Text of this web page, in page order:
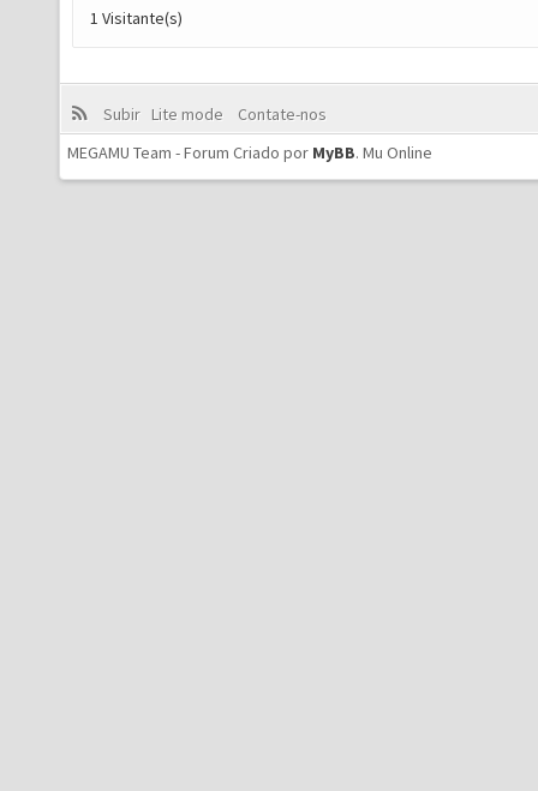
1 Visitante(s)
Subir Lite mode
Contate-nos
MEGAMU Team - Forum Criado por MyBB. Mu Online